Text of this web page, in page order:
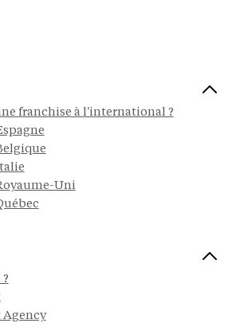
franchise à l'international ?
Uni
Agency